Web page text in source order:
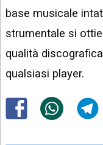
base musicale
strumentale si
qualità
qualsiasi player.